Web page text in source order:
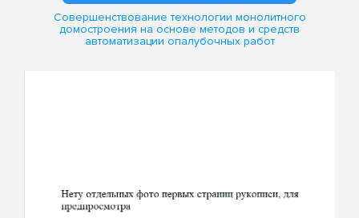
Совершенствование технологии монолитного
домостроения на основе методов и средств
автоматизации опалубочных работ